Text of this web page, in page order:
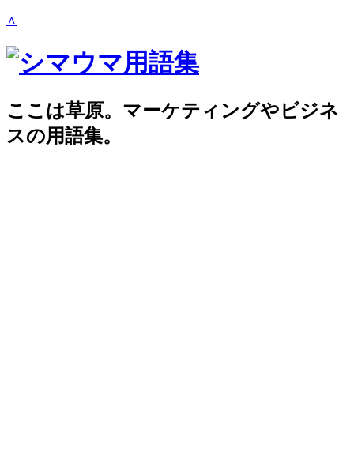
∧
ここは草原。マーケティングやビジネ
スの用語集。